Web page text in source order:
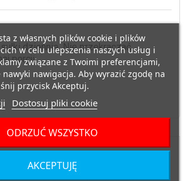
dziennie. Nie przekraczać
porcji.
z własnych plików cookie i plików
w celu ulepszenia naszych usług i
związane z Twoimi preferencjami,
nawigacja. Aby wyrazić zgodę na
przycisk Akceptuj.
Dostosuj pliki cookie
ODRZUĆ WSZYSTKO
AKCEPTUJĘ